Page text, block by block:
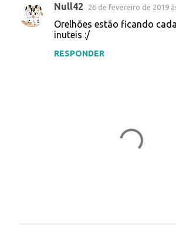
C
Null42 26 de fevereiro de 2019
Orelhões estão ficando
inuteis :/
RESPONDER